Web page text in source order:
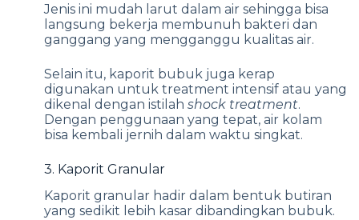
Jenis ini mudah larut dalam air sehingga bisa
langsung bekerja membunuh bakteri dan
ganggang yang mengganggu kualitas air.
Selain itu, kaporit bubuk juga kerap
digunakan untuk treatment intensif atau yang
dikenal dengan istilah shock treatment.
Dengan penggunaan yang tepat, air kolam
bisa kembali jernih dalam waktu singkat.
3. Kaporit Granular
Kaporit granular hadir dalam bentuk butiran
yang sedikit lebih kasar dibandingkan bubuk.